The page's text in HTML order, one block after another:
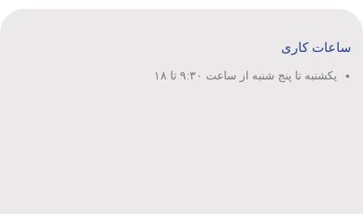
ساعات کاری
یکشنبه تا پنج شنبه از ساعت ۹:۳۰ تا ۱۸